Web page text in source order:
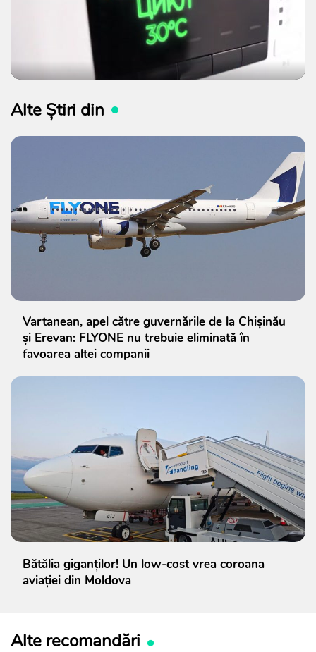
Alte Știri din
Vartanean, apel către guvernările de la Chișinău
și Erevan: FLYONE nu trebuie eliminată în
favoarea altei companii
Bătălia giganților! Un low-cost vrea coroana
aviației din Moldova
Alte recomandări